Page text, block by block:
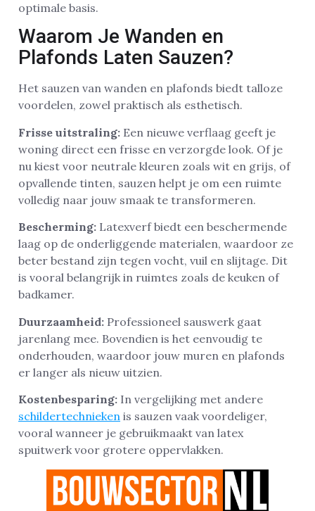
optimale basis.
Waarom Je Wanden en
Plafonds Laten Sauzen?
Het sauzen van wanden en plafonds biedt talloze
voordelen, zowel praktisch als esthetisch.
Frisse uitstraling: Een nieuwe verflaag geeft je
woning direct een frisse en verzorgde look. Of je
nu kiest voor neutrale kleuren zoals wit en grijs, of
opvallende tinten, sauzen helpt je om een ruimte
volledig naar jouw smaak te transformeren.
Bescherming: Latexverf biedt een beschermende
laag op de onderliggende materialen, waardoor ze
beter bestand zijn tegen vocht, vuil en slijtage. Dit
is vooral belangrijk in ruimtes zoals de keuken of
badkamer.
Duurzaamheid: Professioneel sauswerk gaat
jarenlang mee. Bovendien is het eenvoudig te
onderhouden, waardoor jouw muren en plafonds
er langer als nieuw uitzien.
Kostenbesparing: In vergelijking met andere
schildertechnieken is sauzen vaak voordeliger,
vooral wanneer je gebruikmaakt van latex
spuitwerk voor grotere oppervlakken.